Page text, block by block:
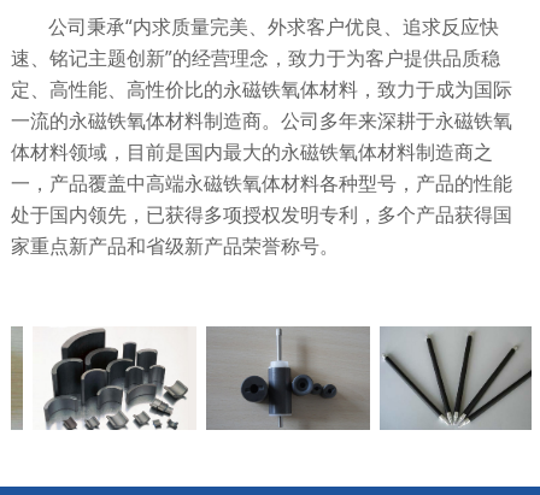
公司秉承“内求质量完美、外求客户优良、追求反应快
速、铭记主题创新”的经营理念，致力于为客户提供品质稳
定、高性能、高性价比的永磁铁氧体材料，致力于成为国际
一流的永磁铁氧体材料制造商。公司多年来深耕于永磁铁氧
体材料领域，目前是国内最大的永磁铁氧体材料制造商之
一，产品覆盖中高端永磁铁氧体材料各种型号，产品的性能
处于国内领先，已获得多项授权发明专利，多个产品获得国
家重点新产品和省级新产品荣誉称号。